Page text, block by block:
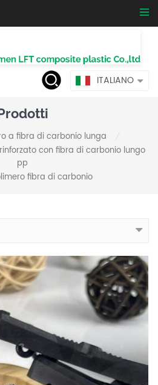
ITALIANO
a fibra di carbonio lunga
con fibra di carbonio lungo
pp
fibra di carbonio